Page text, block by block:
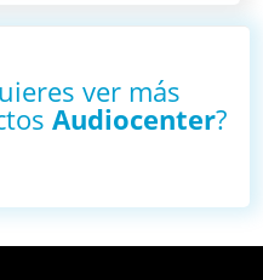
ver más
Audiocenter?